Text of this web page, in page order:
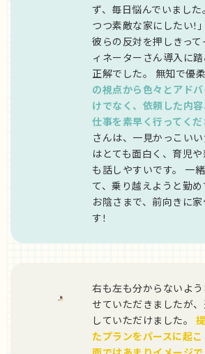
ず、毎日悩んでいまし
つつ素敵な家にしたい!
彼らの反対を押しきっ
ィネーターさん導入に踏
正解でした。 無知で優
の視点から色々とアド
けでなく、依頼した内
仕事を素早く行ってくだ
さんは、一見かっこい
はとても面白く、育児
も話しやすいです。 一
て、乗り越えようと勤め
お陰さまで、前向きに
す!
右も左も分からないよ
せていただきましたが
していただけました。
たプランをパースに起